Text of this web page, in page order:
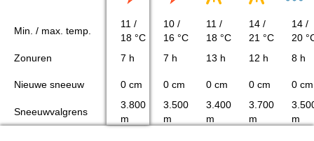
Min. / max. temp.
11 /
18 °C
10 /
16 °C
11 /
18 °C
14 /
21 °C
14 /
20
Zonuren
7 h 7 h 13 h 12 h 8 h
Nieuwe sneeuw 0 cm 0 cm 0 cm 0 cm 0 cm
Sneeuwvalgrens
3.800
m
3.500
m
3.400
m
3.700
m
m